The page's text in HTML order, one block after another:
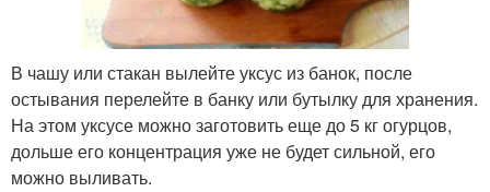
В чашу или стакан вылейте уксус из банок, после
остывания перелейте в банку или бутылку для хранения.
На этом уксусе можно заготовить еще до 5 кг огурцов,
дольше его концентрация уже не будет сильной, его
можно выливать.